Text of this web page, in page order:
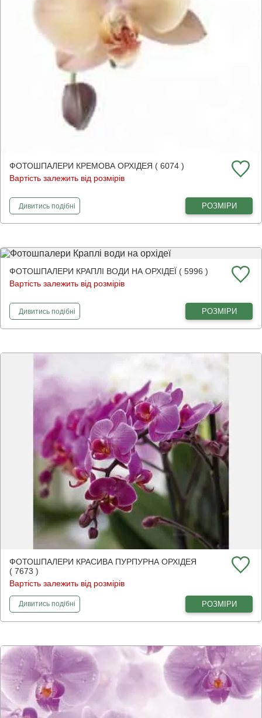
ФОТОШПАЛЕРИ КРЕМОВА ОРХІДЕЯ ( 6074 )
Вартість залежить від розмірів
Дивитисьфотошпалери
подібні РОЗМІРИ
ФОТОШПАЛЕРИ КРАПЛІ ВОДИ НА ОРХІДЕЇ ( 5996 )
Вартість залежить від розмірів
Дивитисьфотошпалери
подібні РОЗМІРИ
ФОТОШПАЛЕРИ КРАСИВА ПУРПУРНА ОРХІДЕЯ
( 7673 )
Вартість залежить від розмірів
Дивитисьфотошпалери
подібні РОЗМІРИ